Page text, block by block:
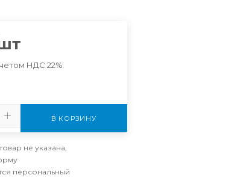
НДС 22%
В КОРЗИНУ
не указана,
персональный